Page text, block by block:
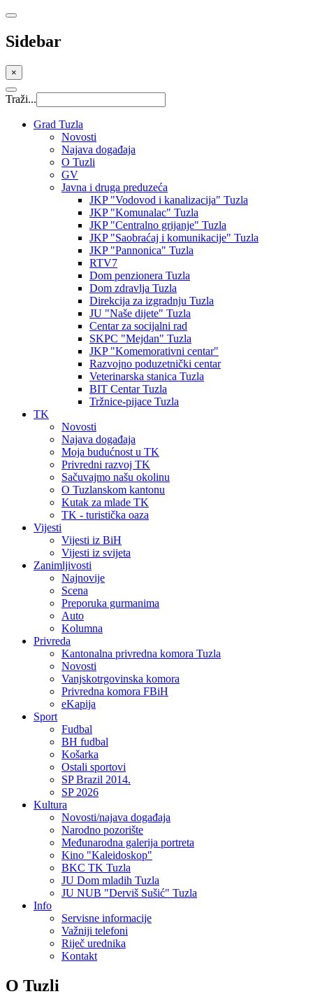
Sidebar
×
Traži...
Grad Tuzla
Novosti
Najava događaja
O Tuzli
GV
Javna i druga preduzeća
JKP "Vodovod i kanalizacija" Tuzla
JKP "Komunalac" Tuzla
JKP "Centralno grijanje" Tuzla
JKP "Saobraćaj i komunikacije" Tuzla
JKP "Pannonica" Tuzla
RTV7
Dom penzionera Tuzla
Dom zdravlja Tuzla
Direkcija za izgradnju Tuzla
JU "Naše dijete" Tuzla
Centar za socijalni rad
SKPC "Mejdan" Tuzla
JKP "Komemorativni centar"
Razvojno poduzetnički centar
Veterinarska stanica Tuzla
BIT Centar Tuzla
Tržnice-pijace Tuzla
TK
Novosti
Najava događaja
Moja budućnost u TK
Privredni razvoj TK
Sačuvajmo našu okolinu
O Tuzlanskom kantonu
Kutak za mlade TK
TK - turistička oaza
Vijesti
Vijesti iz BiH
Vijesti iz svijeta
Zanimljivosti
Najnovije
Scena
Preporuka gurmanima
Auto
Kolumna
Privreda
Kantonalna privredna komora Tuzla
Novosti
Vanjskotrgovinska komora
Privredna komora FBiH
eKapija
Sport
Fudbal
BH fudbal
Košarka
Ostali sportovi
SP Brazil 2014.
SP 2026
Kultura
Novosti/najava događaja
Narodno pozorište
Međunarodna galerija portreta
Kino "Kaleidoskop"
BKC TK Tuzla
JU Dom mladih Tuzla
JU NUB "Derviš Sušić" Tuzla
Info
Servisne informacije
Važniji telefoni
Riječ urednika
Kontakt
O Tuzli